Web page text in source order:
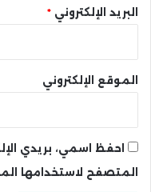
البريد الإلكتروني *
الموقع الإلكتروني
احفظ اسمي، بريدي
المتصفح لاستخدامها